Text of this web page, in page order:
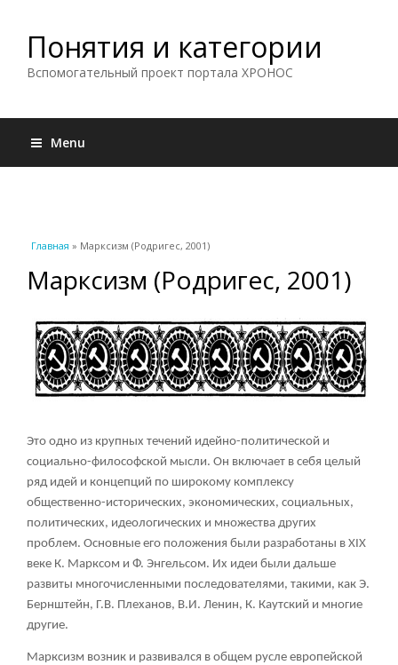
Понятия и категории
Вспомогательный проект портала ХРОНОС
Menu
Вы здесь
Главная » Марксизм (Родригес, 2001)
Марксизм (Родригес, 2001)
Это одно из крупных течений идейно-политической и
социально-философской мысли. Он включает в себя целый
ряд идей и концепций по широкому комплексу
общественно-исторических, экономических, социальных,
политических, идеологических и множества других
проблем. Основные его положения были разработаны в XIX
веке К. Марксом и Ф. Энгельсом. Их идеи были дальше
развиты многочисленными последователями, такими, как Э.
Бернштейн, Г.В. Плеханов, В.И. Ленин, К. Каутский и многие
другие.
Марксизм возник и развивался в общем русле европейской